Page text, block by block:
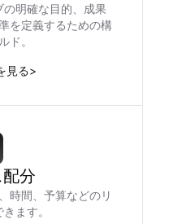
明確な目的、成果
を定義するための構
ド。
見る>
分
時間、予算などのリ
ます。